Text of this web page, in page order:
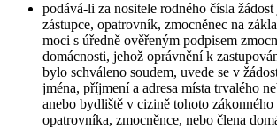
podává-li za nositele rodného čísla
zástupce, opatrovník, zmocněnec na
moci s úředně ověřeným podpisem
domácnosti, jehož oprávnění k
bylo schváleno soudem, uvede se v
jména, příjmení a adresa místa trvalého
anebo bydliště v cizině tohoto zákonného
opatrovníka, zmocněnce, nebo člena